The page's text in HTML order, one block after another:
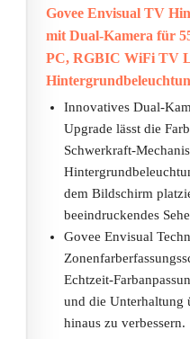
Govee Envisual TV
mit Dual-Kamera für
PC, RGBIC WiFi TV
Innovatives Dual-
Upgrade lässt die
Schwerkraft-
dem Bildschirm
beeindruckendes
Govee Envisual
Echtzeit-
und die Unterhaltung
hinaus zu verbessern.